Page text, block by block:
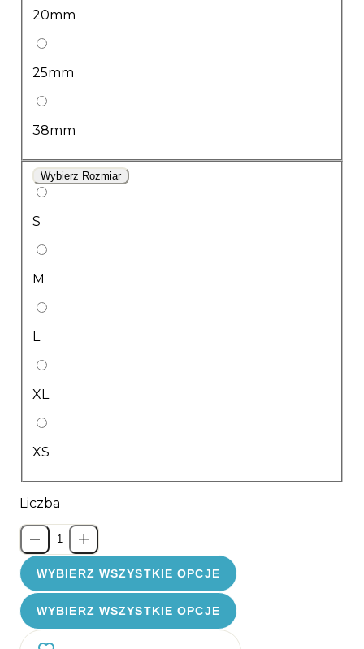
20mm
25mm
38mm
Wybierz Rozmiar
S
M
L
XL
XS
Liczba
WYBIERZ WSZYSTKIE OPCJE
WYBIERZ WSZYSTKIE OPCJE